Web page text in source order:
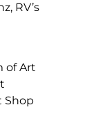
RV’s
of Art
Shop